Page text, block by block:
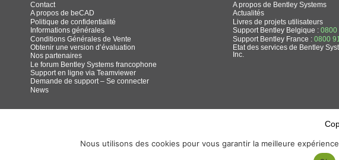
Contact
A propos de beCAD
Politique de confidentialité
Informations générales
Conditions Générales de Vente
Obtenir une version d’évaluation
Nos partenaires
Le forum Bentley Systems francophone
Support en ligne via Teamviewer
Demande de support – Se connecter
News
A propos de Bentley Systems
Actualités
Livres de projets utilisateurs
Support Bentley Belgique : 0800
Support Bentley France : 0800
Etat des services de Bentley
Inc.
Nous utilisons des cookies pour vous garantir la meilleure